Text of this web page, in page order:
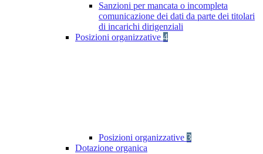
Sanzioni per mancata o incompleta
comunicazione dei dati da parte dei titolari
di incarichi dirigenziali
Posizioni organizzative 4
Posizioni organizzative 3
Dotazione organica